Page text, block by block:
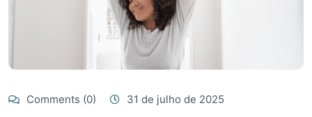
Comments (0)
31 de julho de 2025